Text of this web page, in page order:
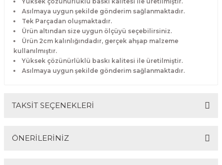
Asılmaya uygun şekilde gönderim sağlanmaktadır.
Tek Parçadan oluşmaktadır.
Ürün altından size uygun ölçüyü seçebilirsiniz.
Ürün 2cm kalınlığındadır, gerçek ahşap malzeme
kullanılmıştır.
Yüksek çözünürlüklü baskı kalitesi ile üretilmiştir.
Asılmaya uygun şekilde gönderim sağlanmaktadır.
TAKSİT SEÇENEKLERİ
ÖNERİLERİNİZ